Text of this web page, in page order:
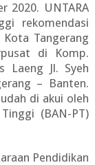
2020. UNTARA
rekomendasi
Tangerang
di Komp.
Laeng Jl. Syeh
– Banten.
di akui oleh
(BAN-PT)
Pendidikan